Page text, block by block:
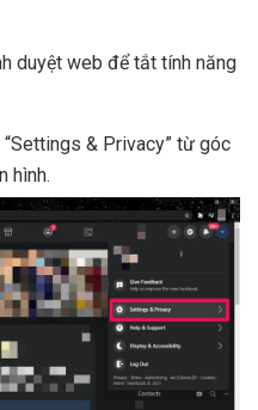
duyệt web để tắt tính năng
& Privacy” từ góc
hình.